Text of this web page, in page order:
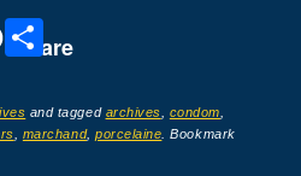
Share
P
ta
g
and tagged archives condom
marchand,porcelaine . Bookmark